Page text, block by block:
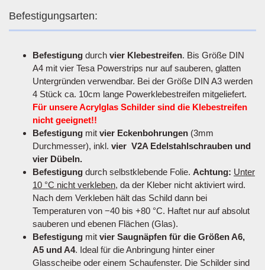
Befestigungsarten:
Befestigung durch vier Klebestreifen. Bis Größe DIN
A4 mit vier Tesa Powerstrips nur auf sauberen, glatten
Untergründen verwendbar. Bei der Größe DIN A3 werden
4 Stück ca. 10cm lange Powerklebestreifen mitgeliefert.
Für unsere Acrylglas Schilder sind die Klebestreifen
nicht geeignet!!
Befestigung mit vier Eckenbohrungen (3mm
Durchmesser), inkl. vier V2A Edelstahlschrauben und
vier Dübeln.
Befestigung durch selbstklebende Folie. Achtung: Unter
10 °C nicht verkleben, da der Kleber nicht aktiviert wird.
Nach dem Verkleben hält das Schild dann bei
Temperaturen von −40 bis +80 °C. Haftet nur auf absolut
sauberen und ebenen Flächen (Glas).
Befestigung mit vier Saugnäpfen für die Größen A6,
A5 und A4. Ideal für die Anbringung hinter einer
Glasscheibe oder einem Schaufenster. Die Schilder sind